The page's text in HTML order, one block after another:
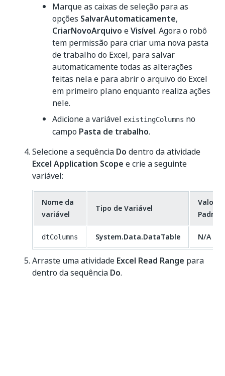
Marque as caixas de seleção para as
opções SalvarAutomaticamente,
CriarNovoArquivo eVisível. Agora o robô
tem permissão para criar uma nova pasta
de trabalho do Excel, para salvar
automaticamente todas as alterações
feitas nela e para abrir o arquivo do Excel
em primeiro plano enquanto realiza ações
nele.
Adicione a variável existingColumns no
campo Pasta de trabalho.
Selecione a sequência Do dentro da atividade
Excel Application Scope e crie a seguinte
variável:
Nome da
variável
Tipo de Variável
Valor
Padrão
dtColumns System.Data.DataTable N/A
Arraste uma atividade Excel Read Range para
dentro da sequência Do.